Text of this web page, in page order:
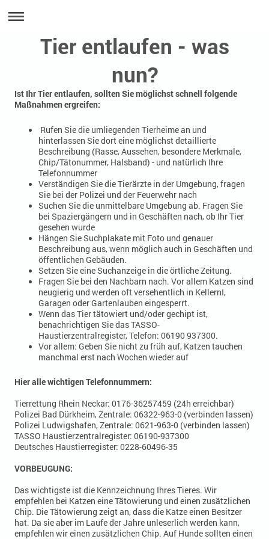
Tier entlaufen - was
nun?
Ist Ihr Tier entlaufen, sollten Sie möglichst schnell folgende
Maßnahmen ergreifen:
Rufen Sie die umliegenden Tierheime an und
hinterlassen Sie dort eine möglichst detaillierte
Beschreibung (Rasse, Aussehen, besondere Merkmale,
Chip/Tätonummer, Halsband) - und natürlich Ihre
Telefonnummer
Verständigen Sie die Tierärzte in der Umgebung, fragen
Sie bei der Polizei und der Feuerwehr nach
Suchen Sie die unmittelbare Umgebung ab. Fragen Sie
bei Spaziergängern und in Geschäften nach, ob Ihr Tier
gesehen wurde
Hängen Sie Suchplakate mit Foto und genauer
Beschreibung aus, wenn möglich auch in Geschäften und
öffentlichen Gebäuden.
Setzen Sie eine Suchanzeige in die örtliche Zeitung.
Fragen Sie bei den Nachbarn nach. Vor allem Katzen sind
neugierig und werden oft versehentlich in KellernI,
Garagen oder Gartenlauben eingesperrt.
Wenn das Tier tätowiert und/oder gechipt ist,
benachrichtigen Sie das TASSO-
Haustierzentralregister, Telefon: 06190 937300.
Vor allem: Geben Sie nicht zu früh auf, Katzen tauchen
manchmal erst nach Wochen wieder auf
Hier alle wichtigen Telefonnummern:
Tierrettung Rhein Neckar: 0176-36257459 (24h erreichbar)
Polizei Bad Dürkheim, Zentrale: 06322-963-0 (verbinden lassen)
Polizei Ludwigshafen, Zentrale: 0621-963-0 (verbinden lassen)
TASSO Haustierzentralregister: 06190-937300
Deutsches Haustierregister: 0228-60496-35
VORBEUGUNG:
Das wichtigste ist die Kennzeichnung Ihres Tieres. Wir
empfehlen bei Katzen eine Tätowierung und einen zusätzlichen
Chip. Die Tätowierung zeigt an, dass die Katze einen Besitzer
hat. Da sie aber im Laufe der Jahre unleserlich werden kann,
empfehlen wir einen zusätzlichen Chip. Auf Hunde sollten einen